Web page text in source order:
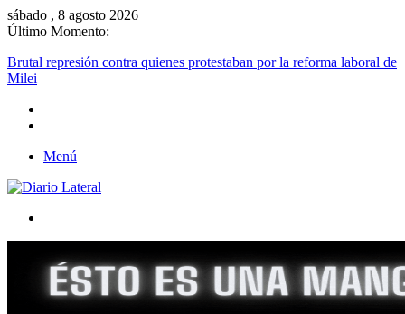
sábado , 8 agosto 2026
Último Momento:
Brutal represión contra quienes protestaban por la reforma laboral de
Milei
Menú